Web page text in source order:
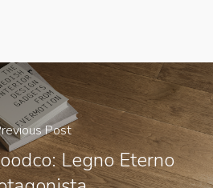
Post
Legno Eterno